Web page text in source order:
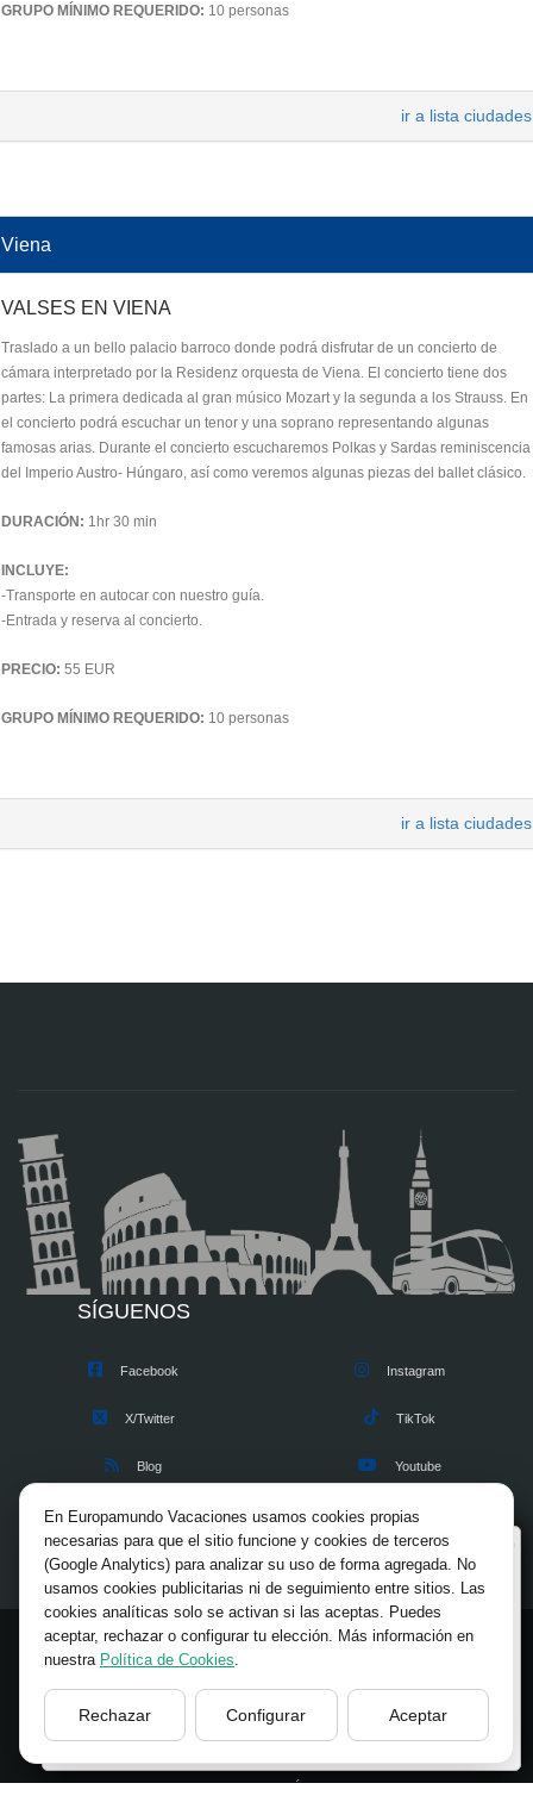
GRUPO MÍNIMO REQUERIDO: 10 personas
ir a lista ciudades
Viena
VALSES EN VIENA
Traslado a un bello palacio barroco donde podrá disfrutar de un concierto de
cámara interpretado por la Residenz orquesta de Viena. El concierto tiene dos
partes: La primera dedicada al gran músico Mozart y la segunda a los Strauss. En
el concierto podrá escuchar un tenor y una soprano representando algunas
famosas arias. Durante el concierto escucharemos Polkas y Sardas reminiscencia
del Imperio Austro- Húngaro, así como veremos algunas piezas del ballet clásico.
DURACIÓN: 1hr 30 min
INCLUYE:
-Transporte en autocar con nuestro guía.
-Entrada y reserva al concierto.
PRECIO: 55 EUR
GRUPO MÍNIMO REQUERIDO: 10 personas
ir a lista ciudades
SÍGUENOS
Facebook
X/Twitter
Blog
Opiniones
Instagram
TikTok
Youtube
Pinterest
© 2026 Europamundo.
INICIO INFORMACION GENERAL VIAJES
RSE FUNDACIÓN
ACCESO AGENCIAS
AVISO LEGAL
PRIVACIDAD
ACCESIBILIDAD
POLÍTICA DE COOKIES
Bienvenido a Europamundo Vacaciones, está usted
en el sitio internacional de:
Wellcome to Europamundo Vacations, your in the
international site of:
cambiar/change
En Europamundo Vacaciones usamos cookies propias
necesarias para que el sitio funcione y cookies de terceros
(Google Analytics) para analizar su uso de forma agregada. No
usamos cookies publicitarias ni de seguimiento entre sitios. Las
cookies analíticas solo se activan si las aceptas. Puedes
aceptar, rechazar o configurar tu elección. Más información en
nuestra Política de Cookies.
Rechazar Configurar Aceptar